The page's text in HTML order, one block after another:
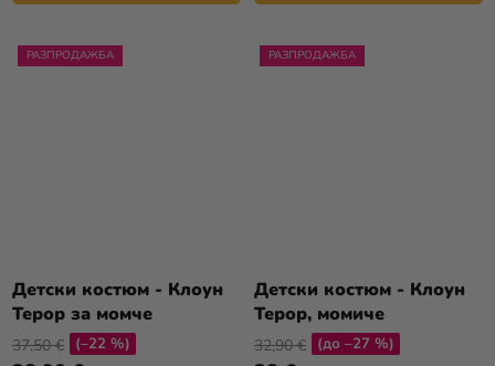
РАЗПРОДАЖБА
Детски костюм - Клоун
Терор за момче
37,50 € (–22 %)
РАЗПРОДАЖБА
Детски костюм - Клоун
Терор, момиче
32,90 € (до –27 %)